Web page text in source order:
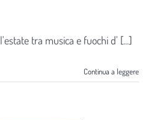
tra musica e fuochi d' [...]
Continua a leggere